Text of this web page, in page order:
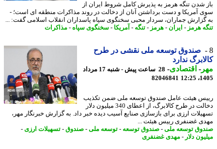
شدن تنگه هرمز به پذیرش کامل شروط ایران از
آمریکا و دست برداشتن آنان از دخالت در روند مذاکرات منطقه ای است؛ -
جماران، سردار محبی سخنگوی سپاه پاسداران انقلاب اسلامی گفت: ...
هرمز- ایران - هرمز- تنگه -آمریکا- سخنگوی سپاه-مذاکرات
صندوق توسعه ملی نقشی در طرح
ندارد
-اقتصادی-
28 ساعت پیش - شنبه 17 مرداد
82046841
هیئت عامل صندوق توسعه ملی ضمن تکذیب
دخالت در طرح کالابرگ، از اعطای 340 میلیون دلار
ارزی برای بازسازی صنایع آسیب دیده خبر داد. به گزارش خبرنگار مهر،
غضنفری رییس هیئت ...
توسعه ملی -صندوق توسعه-توسعه ملی -صندوق-تسهیلات ارزی -
دلار-مهدی غضنفری